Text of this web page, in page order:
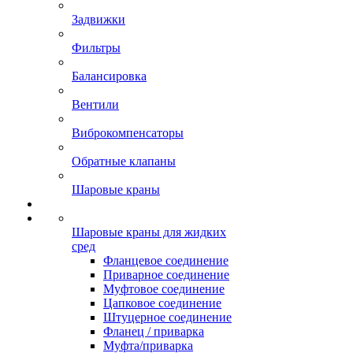
Задвижки
Фильтры
Балансировка
Вентили
Виброкомпенсаторы
Обратные клапаны
Шаровые краны
Шаровые краны для жидких
сред
Фланцевое соединение
Приварное соединение
Муфтовое соединение
Цапковое соединение
Штуцерное соединение
Фланец / приварка
Муфта/приварка